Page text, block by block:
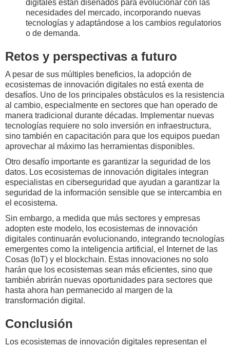
digitales están diseñados para evolucionar con las
necesidades del mercado, incorporando nuevas
tecnologías y adaptándose a los cambios regulatorios
o de demanda.
Retos y perspectivas a futuro
A pesar de sus múltiples beneficios, la adopción de
ecosistemas de innovación digitales no está exenta de
desafíos. Uno de los principales obstáculos es la resistencia
al cambio, especialmente en sectores que han operado de
manera tradicional durante décadas. Implementar nuevas
tecnologías requiere no solo inversión en infraestructura,
sino también en capacitación para que los equipos puedan
aprovechar al máximo las herramientas disponibles.
Otro desafío importante es garantizar la seguridad de los
datos. Los ecosistemas de innovación digitales integran
especialistas en ciberseguridad que ayudan a garantizar la
seguridad de la información sensible que se intercambia en
el ecosistema.
Sin embargo, a medida que más sectores y empresas
adopten este modelo, los ecosistemas de innovación
digitales continuarán evolucionando, integrando tecnologías
emergentes como la inteligencia artificial, el Internet de las
Cosas (IoT) y el blockchain. Estas innovaciones no solo
harán que los ecosistemas sean más eficientes, sino que
también abrirán nuevas oportunidades para sectores que
hasta ahora han permanecido al margen de la
transformación digital.
Conclusión
Los ecosistemas de innovación digitales representan el